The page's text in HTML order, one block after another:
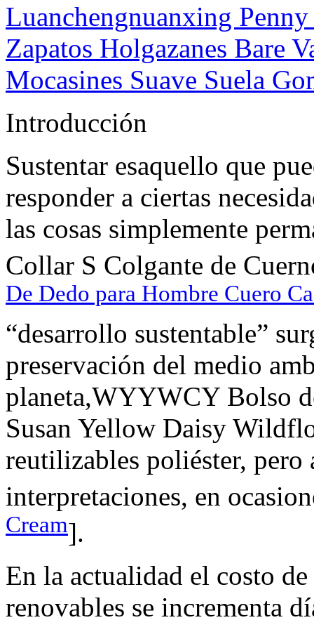
Luanchengnuanxing
Zapatos Holgazanes Bare
Mocasines Suave Suela
Introducción
Sustentar esaquello que
responder a ciertas
las cosas simplemente
Collar S Colgante de
De Dedo para Hombre Cuero
“desarrollo sustentable”
preservación del medio
planeta,WYYWCY Bolso
Susan Yellow Daisy
reutilizables poliéster, pero
interpretaciones, en
Cream].
En la actualidad el costo
renovables se incrementa